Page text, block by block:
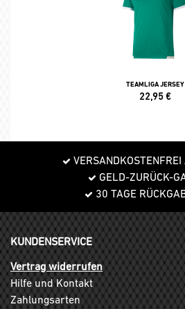
TEAMLIGA JERSEY
22,95€
GELD-ZURÜCK-
30 TAGE
KUNDENSERVICE
Vertrag widerrufen
Hilfe und Kontakt
Zahlungsarten